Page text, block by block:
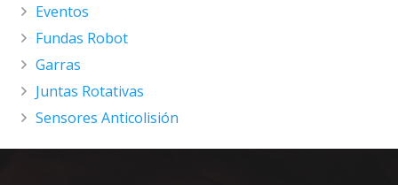
Eventos
Fundas Robot
Garras
Juntas Rotativas
Sensores Anticolisión